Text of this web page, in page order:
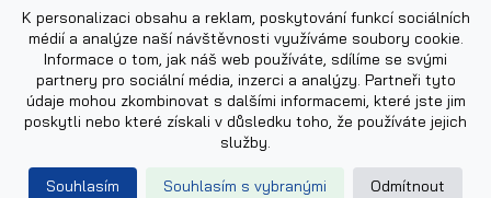
Powered by
© 2026 AGADOS, spol. s r.o.
K personalizaci obsahu a reklam, poskytování funkcí sociálních
médií a analýze naší návštěvnosti využíváme soubory cookie.
Informace o tom, jak náš web používáte, sdílíme se svými
partnery pro sociální média, inzerci a analýzy. Partneři tyto
údaje mohou zkombinovat s dalšími informacemi, které jste jim
poskytli nebo které získali v důsledku toho, že používáte jejich
služby.
Souhlasím Souhlasím s vybranými Odmítnout